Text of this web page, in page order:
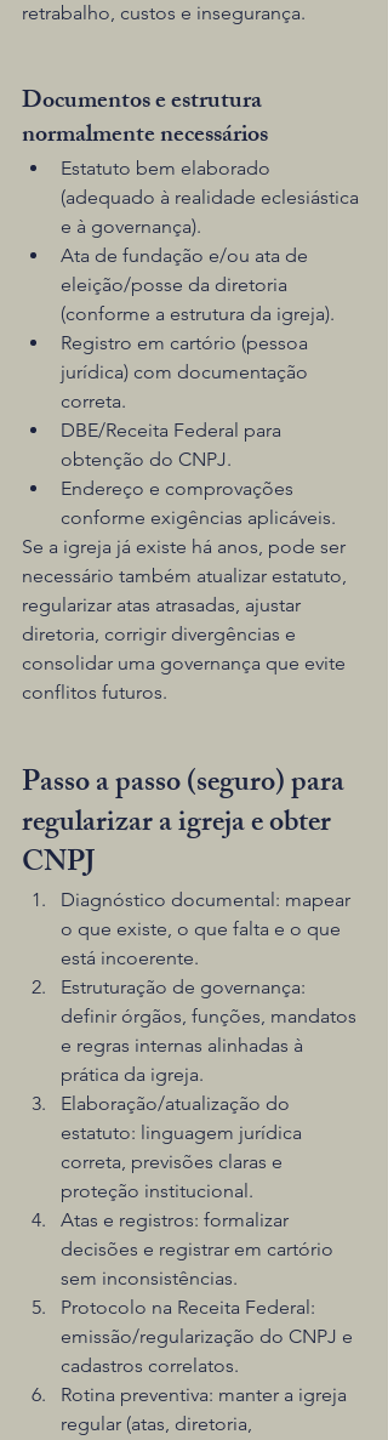
retrabalho, custos e insegurança.
Documentos e estrutura
normalmente necessários
Estatuto bem elaborado
(adequado à realidade eclesiástica
e à governança).
Ata de fundação e/ou ata de
eleição/posse da diretoria
(conforme a estrutura da igreja).
Registro em cartório (pessoa
jurídica) com documentação
correta.
DBE/Receita Federal para
obtenção do CNPJ.
Endereço e comprovações
conforme exigências aplicáveis.
Se a igreja já existe há anos, pode ser
necessário também atualizar estatuto,
regularizar atas atrasadas, ajustar
diretoria, corrigir divergências e
consolidar uma governança que evite
conflitos futuros.
Passo a passo (seguro) para
regularizar a igreja e obter
CNPJ
Diagnóstico documental: mapear
o que existe, o que falta e o que
está incoerente.
Estruturação de governança:
definir órgãos, funções, mandatos
e regras internas alinhadas à
prática da igreja.
Elaboração/atualização do
estatuto: linguagem jurídica
correta, previsões claras e
proteção institucional.
Atas e registros: formalizar
decisões e registrar em cartório
sem inconsistências.
Protocolo na Receita Federal:
emissão/regularização do CNPJ e
cadastros correlatos.
Rotina preventiva: manter a igreja
regular (atas, diretoria,